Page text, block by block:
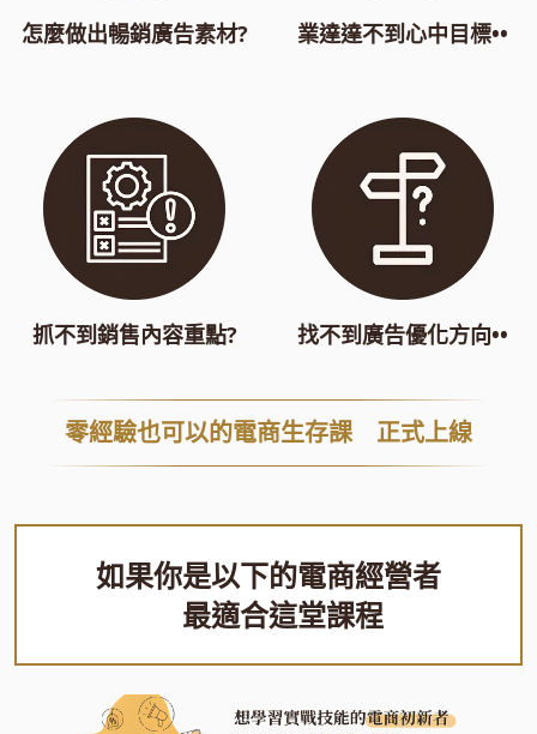
怎麼做出暢銷廣告素材? 業達達不到心中目標••
抓不到銷售內容重點? 找不到廣告優化方向••
零經驗也可以的電商生存課 正式上線
如果你是以下的電商經營者
最適合這堂課程